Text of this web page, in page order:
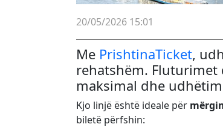
20/05/2026 15:01
Me PrishtinaTicket,
rehatshëm.
maksimal dhe
Kjo linjë është ideale për
biletë përfshin: